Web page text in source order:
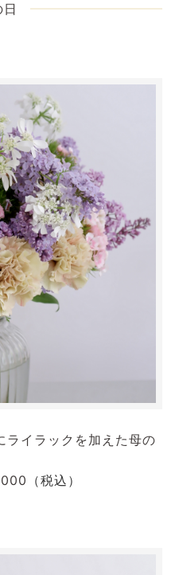
ライラックを加えた母の
（税込）